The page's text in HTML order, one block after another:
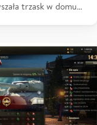
trzask w domu…